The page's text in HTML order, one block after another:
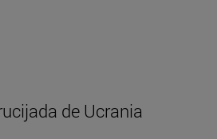
de Ucrania